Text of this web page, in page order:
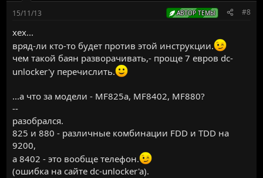
:
15/11/13 АВТОР ТЕМЫ #8
хех...
вряд-ли кто-то будет против этой инструкции.
чем такой баян разворачивать,- проще 7 евров dc-
unlocker'у перечислить.
...а что за модели - MF825a, MF8402, MF880?
--
разобрался.
825 и 880 - различные комбинации FDD и TDD на
9200,
а 8402 - это вообще телефон.
(ошибка на сайте dc-unlocker'a).